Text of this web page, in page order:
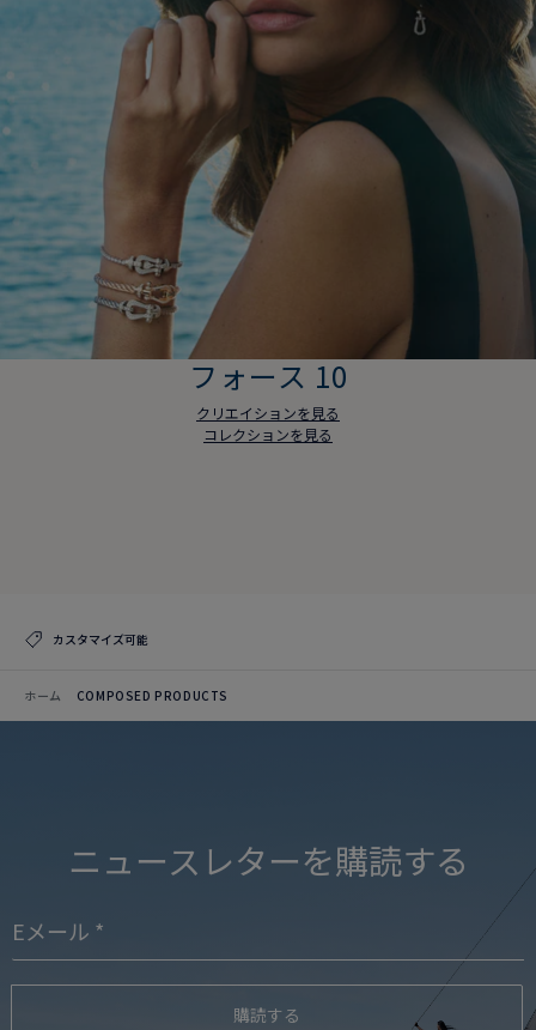
フォース 10
クリエイションを見る
コレクションを見る
カスタマイズ可能
ホーム COMPOSED PRODUCTS
ニュースレターを購読する
購読する